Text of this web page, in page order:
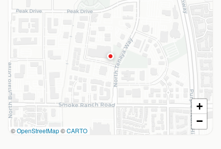
©OpenStreetMap©CARTO
+
−